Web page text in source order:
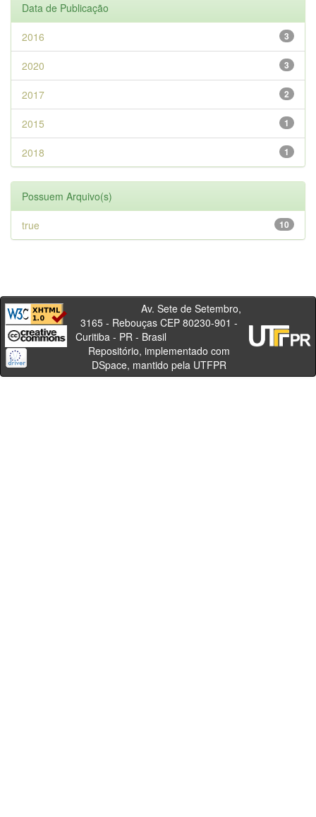
Data de Publicação
3
2016
3
2020
2
2017
1
2015
1
2018
Possuem Arquivo(s)
10
true
Av. Sete de Setembro,
3165 - Rebouças CEP 80230-901 -
Curitiba - PR - Brasil
Repositório, implementado com
DSpace, mantido pela UTFPR